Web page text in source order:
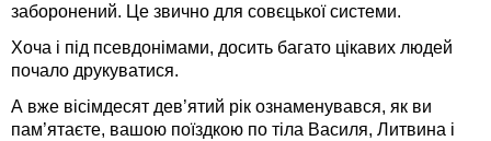
заборонений. Це звично для совєцької системи.
Хоча і під псевдонімами, досить багато цікавих людей
почало друкуватися.
А вже вісімдесят дев’ятий рік ознаменувався, як ви
пам’ятаєте, вашою поїздкою по тіла Василя, Литвина і